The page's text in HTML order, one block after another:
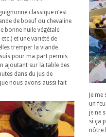
Je me
un
je ne
si ça
nôtre
classique n’est
de boeuf ou chevaline
bonne huile végétale
et une variété de
tremper la viande
suis pour ma part permis
ajoutant sur la table des
dans du jus de
nous avons aussi fait